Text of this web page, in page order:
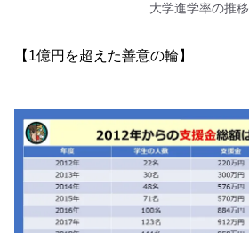
大学進学率の推移
【1億円を超えた善意の輪】